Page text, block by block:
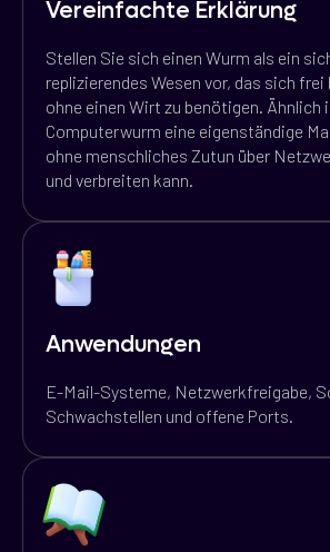
Vereinfachte Erklärung
Stellen Sie sich einen Wurm als ein
replizierendes Wesen vor, das sich frei
ohne einen Wirt zu benötigen. Ähnlich
Computerwurm eine eigenständige
ohne menschliches Zutun über
und verbreiten kann.
Anwendungen
E-Mail-Systeme, Netzwerkfreigabe,
Schwachstellen und offene Ports.